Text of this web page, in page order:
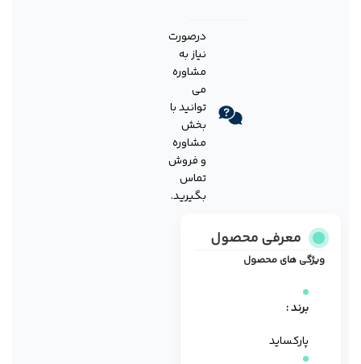
درصورت
نیاز به
مشاوره
می
توانید با
بخش
مشاوره
و فروش
تماس
بگیرید.
معرفی محصول
ویژگی های محصول
برند :
پارکساید